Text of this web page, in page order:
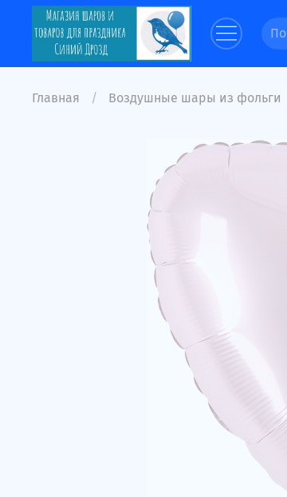
Главная Воздушные шары из фольги